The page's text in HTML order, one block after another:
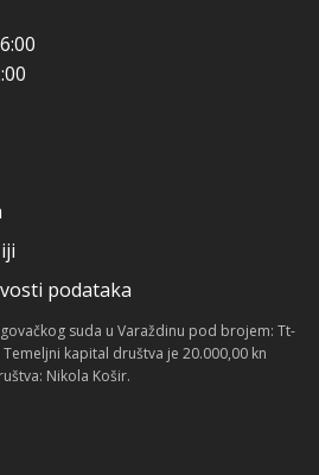
podataka
suda u Varaždinu pod brojem: Tt-
kapital društva je 20.000,00 kn
Nikola Košir.